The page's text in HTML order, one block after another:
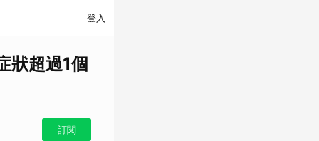
登入
狀超過1個
訂閱